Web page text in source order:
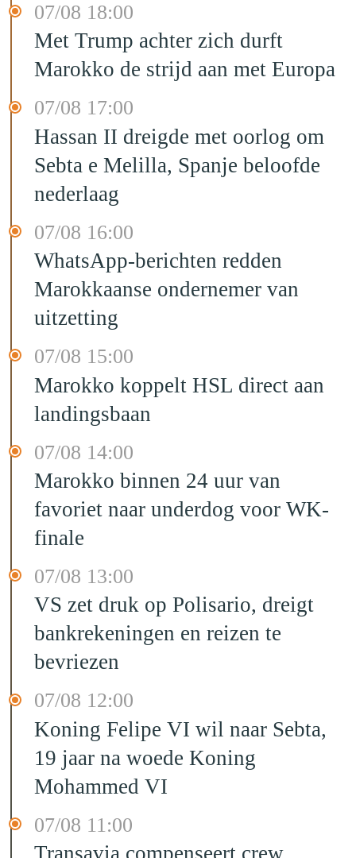
07/08 18:00
Met Trump achter zich durft
Marokko de strijd aan met Europa
07/08 17:00
Hassan II dreigde met oorlog om
Sebta e Melilla, Spanje beloofde
nederlaag
07/08 16:00
WhatsApp-berichten redden
Marokkaanse ondernemer van
uitzetting
07/08 15:00
Marokko koppelt HSL direct aan
landingsbaan
07/08 14:00
Marokko binnen 24 uur van
favoriet naar underdog voor WK-
finale
07/08 13:00
VS zet druk op Polisario, dreigt
bankrekeningen en reizen te
bevriezen
07/08 12:00
Koning Felipe VI wil naar Sebta,
19 jaar na woede Koning
Mohammed VI
07/08 11:00